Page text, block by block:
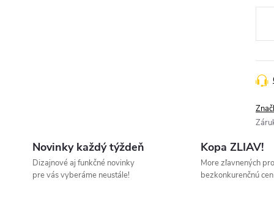
Novinky každý týždeň
Dizajnové aj funkčné novinky
pre vás vyberáme neustále!
Kopa ZLIAV!
More zľavnených
bezkonkurenčnú